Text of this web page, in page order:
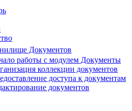
Документов
работы с модулем Документы
коллекции документов
доступа к документам
документов